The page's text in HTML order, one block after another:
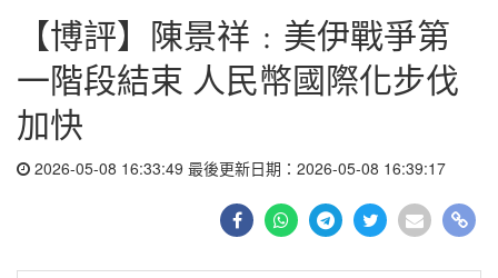
【博評】陳景祥﹕美伊戰爭第
一階段結束 人民幣國際化步伐
加快
2026-05-08 16:33:49 最後更新日期：2026-05-08 16:39:17